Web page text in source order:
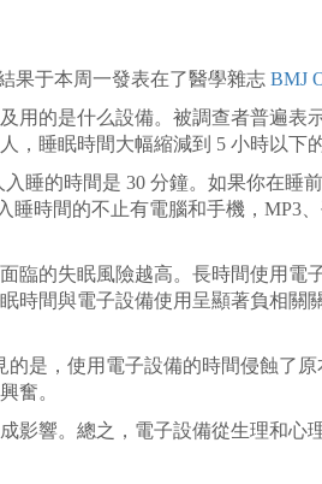
果于本周一發表在了醫學雜志 BMJ
的是什么設備。被調查者普遍表
睡眠時間大幅縮減到 5 小時以下
的時間是 30 分鐘。如果你在睡
睡時間的不止有電腦和手機，MP3
臨的失眠風險越高。長時間使用電
時間與電子設備使用呈顯著負相關
是，使用電子設備的時間侵蝕了原
奮。
響。總之，電子設備從生理和心